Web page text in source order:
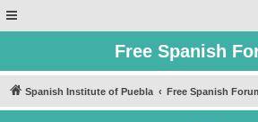
Free Spanish
Spanish Institute of Puebla Free Spanish